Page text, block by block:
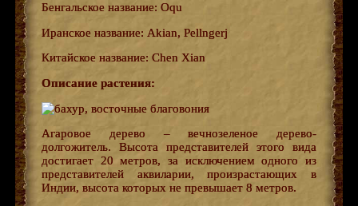
Бенгальское название: Oqu
Иранское название: Akian, Pellngerj
Китайское название: Chen Xian
Описание растения:
Агаровое дерево – вечнозеленое дерево-
долгожитель. Высота представителей этого вида
достигает 20 метров, за исключением одного из
представителей аквиларии, произрастающих в
Индии, высота которых не превышает 8 метров.